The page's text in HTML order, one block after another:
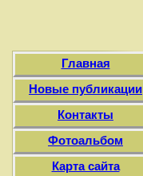
Главная
Новые публикации
Контакты
Фотоальбом
Карта сайта